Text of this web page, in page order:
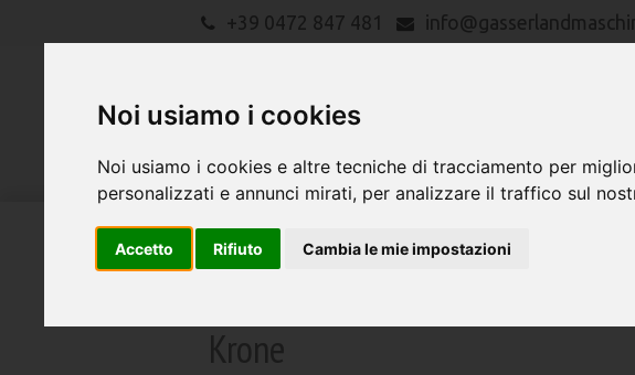
Noi usiamo i cookies
Noi usiamo i cookies e altre tecniche di tracciamento per
personalizzati e annunci mirati, per analizzare il traffico sul
Accetto Rifiuto Cambia le mie impostazioni
+39 0472 847 481
macchine agricole Search
Krone